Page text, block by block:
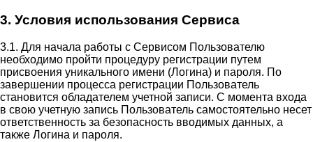
3. Условия использования Сервиса
3.1. Для начала работы с Сервисом Пользователю
необходимо пройти процедуру регистрации путем
присвоения уникального имени (Логина) и пароля. По
завершении процесса регистрации Пользователь
становится обладателем учетной записи. С момента входа
в свою учетную запись Пользователь самостоятельно несет
ответственность за безопасность вводимых данных, а
также Логина и пароля.